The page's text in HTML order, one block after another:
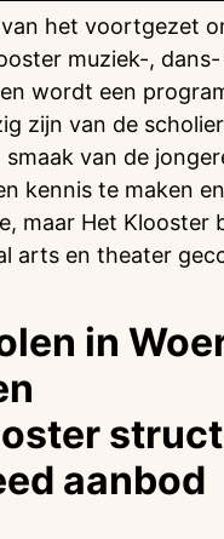
het voortgezet
muziek-,
wordt een
zijn van de
smaak van de
kennis te maken
maar Het
arts en theater
in
aanbod